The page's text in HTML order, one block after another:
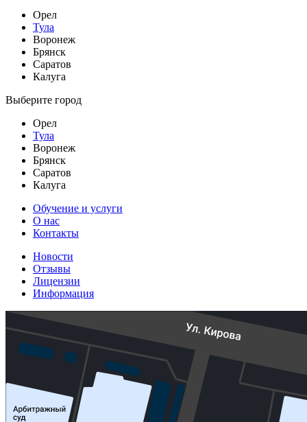
Орел
Тула
Воронеж
Брянск
Саратов
Калуга
Выберите город
Орел
Тула
Воронеж
Брянск
Саратов
Калуга
Обучение и услуги
О нас
Контакты
Новости
Отзывы
Лицензии
Информация